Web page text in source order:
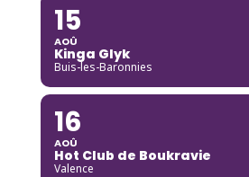
15
AOÛ
Kinga Glyk
Buis-les-Baronnies
16
AOÛ
Hot Club de Boukravie
Valence